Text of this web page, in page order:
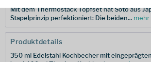
Mit dem Thermostack Topfset hat Soto aus
Stapelprinzip perfektioniert: Die beiden... mehr
Produktdetails
350 ml Edelstahl Kochbecher mit